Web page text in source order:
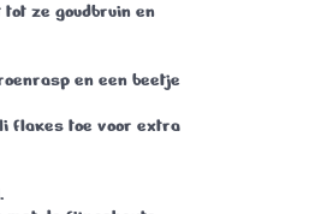
ze goudbruin en
en een beetje
flakes toe voor extra